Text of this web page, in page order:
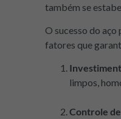
também se
O sucesso do
fatores que
limpos,
Controle